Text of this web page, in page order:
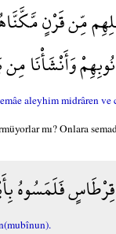
مِّن قَرْنٍ
وَأَنْشَأْنَا
aleyhim midrâren
mı? Onlara
فَلَمَسُوهُ